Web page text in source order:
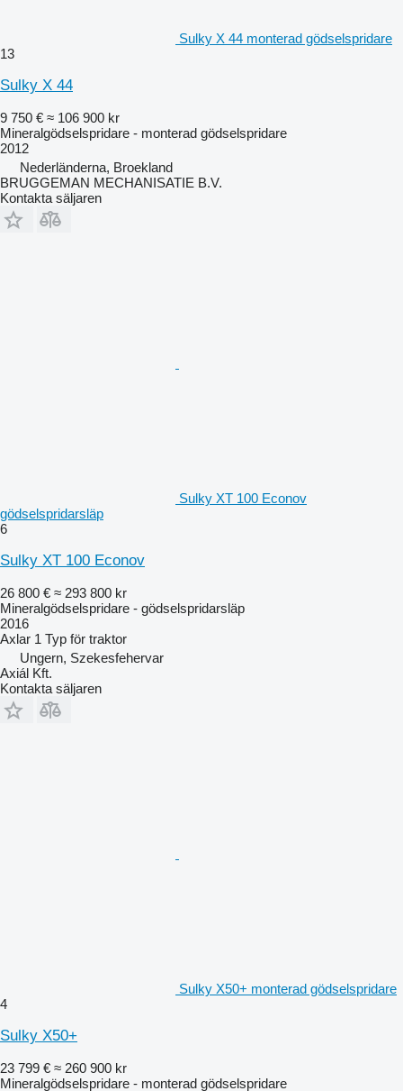
Sulky X 44 monterad gödselspridare
13
Sulky X 44
9 750 € ≈ 106 900 kr
Mineralgödselspridare - monterad gödselspridare
2012
Nederländerna, Broekland
BRUGGEMAN MECHANISATIE B.V.
Kontakta säljaren
Sulky XT 100 Econov
gödselspridarsläp
6
Sulky XT 100 Econov
26 800 € ≈ 293 800 kr
Mineralgödselspridare - gödselspridarsläp
2016
Axlar 1 Typ för traktor
Ungern, Szekesfehervar
Axiál Kft.
Kontakta säljaren
Sulky X50+ monterad gödselspridare
4
Sulky X50+
23 799 € ≈ 260 900 kr
Mineralgödselspridare - monterad gödselspridare